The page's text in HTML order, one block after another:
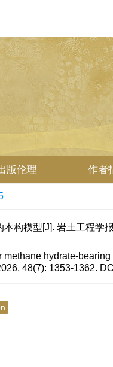
版伦理 作者
构模型[J]. 岩土工程学
hydrate-
48(7): 1353-1362.